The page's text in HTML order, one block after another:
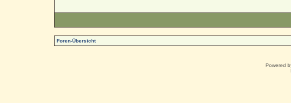
Foren-Übersicht
Powered